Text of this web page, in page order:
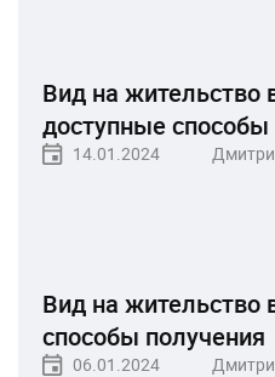
Вид на жительство
доступные способы
14.01.2024
Вид на жительство
способы получения
06.01.2024